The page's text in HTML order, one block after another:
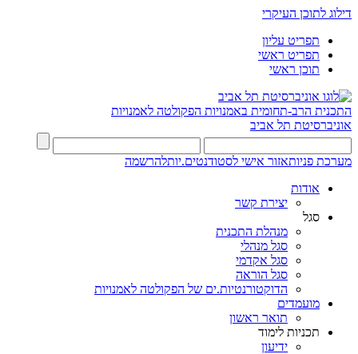
דילוג לתוכן העיקרי
תפריט עליון
תפריט ראשי
תוכן ראשי
התכנית הרב-תחומית באמנויות הפקולטה לאמנויות
אוניברסיטת תל אביב
מערכת פניותאזור אישי לסטודנטים.יותלהרשמה
אודות
יצירת קשר
סגל
מנהלת התכנית
סגל מנהלי
סגל אקדמי
סגל הוראה
הדוקטורנטיות.ים של הפקולטה לאמנויות
מועמדים
תואר ראשון
תכניות לימוד
ידיעון